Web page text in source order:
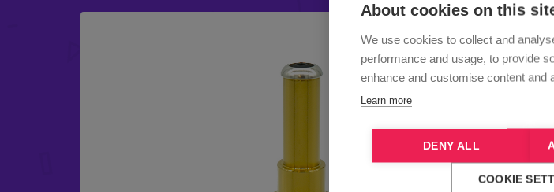
About cookies on this
We use cookies to collect and
performance and usage, to provide
enhance and customise content and
Learn more
DENY ALL
COOKIE